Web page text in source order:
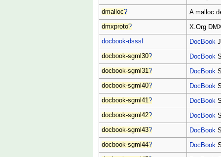
dmalloc? A malloc
dmxproto? X.Org
docbook-dsssl DocBook
docbook-sgml30? DocBook
docbook-sgml31? DocBook
docbook-sgml40? DocBook
docbook-sgml41? DocBook
docbook-sgml42? DocBook
docbook-sgml43? DocBook
docbook-sgml44? DocBook